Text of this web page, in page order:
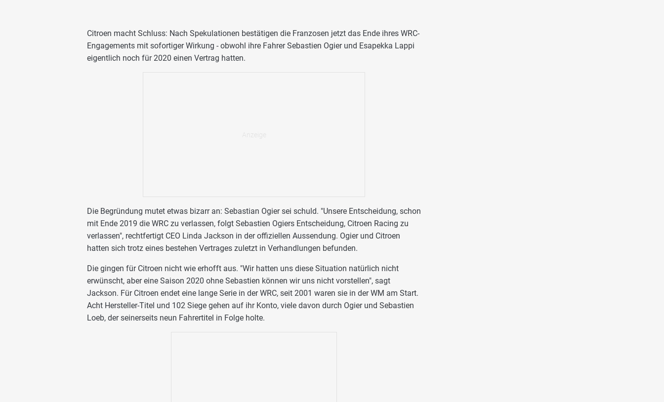
Citroen macht Schluss: Nach Spekulationen bestätigen die Franzosen jetzt das Ende ihres WRC-
Engagements mit sofortiger Wirkung - obwohl ihre Fahrer Sebastien Ogier und Esapekka Lappi
eigentlich noch für 2020 einen Vertrag hatten.
Die Begründung mutet etwas bizarr an: Sebastian Ogier sei schuld. "Unsere Entscheidung, schon
mit Ende 2019 die WRC zu verlassen, folgt Sebastien Ogiers Entscheidung, Citroen Racing zu
verlassen", rechtfertigt CEO Linda Jackson in der offiziellen Aussendung. Ogier und Citroen
hatten sich trotz eines bestehen Vertrages zuletzt in Verhandlungen befunden.
Die gingen für Citroen nicht wie erhofft aus. "Wir hatten uns diese Situation natürlich nicht
erwünscht, aber eine Saison 2020 ohne Sebastien können wir uns nicht vorstellen", sagt
Jackson. Für Citroen endet eine lange Serie in der WRC, seit 2001 waren sie in der WM am Start.
Acht Hersteller-Titel und 102 Siege gehen auf ihr Konto, viele davon durch Ogier und Sebastien
Loeb, der seinerseits neun Fahrertitel in Folge holte.